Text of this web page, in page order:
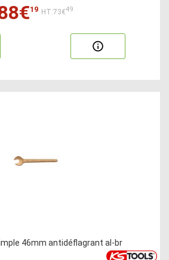
19 HT:73€49
46mm antidéflagrant al-br